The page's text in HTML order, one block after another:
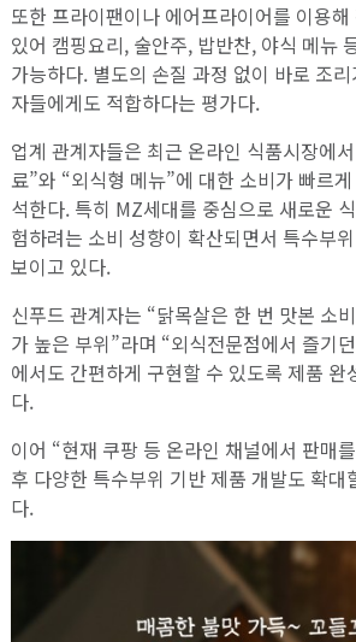
또한 프라이팬이나 에어프라이어를 이용
있어 캠핑요리, 술안주, 밥반찬, 야식 메뉴
가능하다. 별도의 손질 과정 없이 바로 조
자들에게도 적합하다는 평가다.
업계 관계자들은 최근 온라인 식품시장에
료”와 “외식형 메뉴”에 대한 소비가 빠르
석한다. 특히 MZ세대를 중심으로 새로운
험하려는 소비 성향이 확산되면서 특수부
보이고 있다.
신푸드 관계자는 “닭목살은 한 번 맛본 소
가 높은 부위”라며 “외식전문점에서 즐기
에서도 간편하게 구현할 수 있도록 제품 완
다.
이어 “현재 쿠팡 등 온라인 채널에서 판매
후 다양한 특수부위 기반 제품 개발도 확대
다.